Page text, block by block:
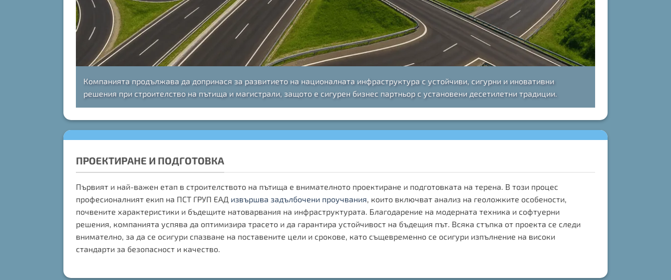
Компанията продължава да допринася за развитието на националната инфраструктура с устойчиви, сигурни и иновативни
решения при строителство на пътища и магистрали, защото е сигурен бизнес партньор с установени десетилетни традиции.
ПРОЕКТИРАНЕ И ПОДГОТОВКА
Първият и най-важен етап в строителството на пътища е внимателното проектиране и подготовката на терена. В този процес
професионалният екип на ПСТ ГРУП ЕАД извършва задълбочени проучвания, които включват анализ на геоложките особености,
почвените характеристики и бъдещите натоварвания на инфраструктурата. Благодарение на модерната техника и софтуерни
решения, компанията успява да оптимизира трасето и да гарантира устойчивост на бъдещия път. Всяка стъпка от проекта се следи
внимателно, за да се осигури спазване на поставените цели и срокове, като същевременно се осигури изпълнение на високи
стандарти за безопасност и качество.